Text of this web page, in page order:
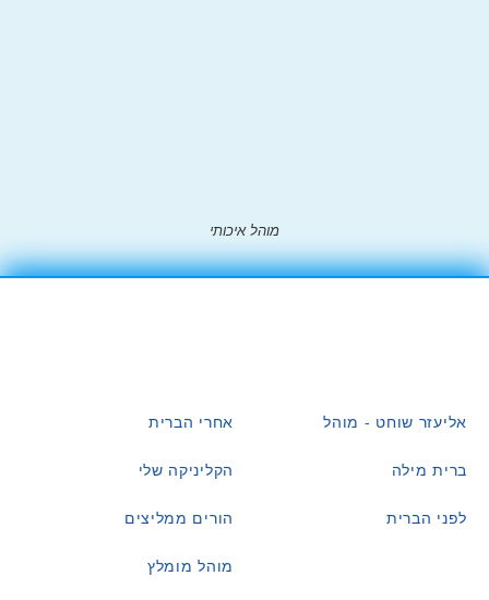
מוהל איכותי
אליעזר שוחט - מוהל
ברית מילה
לפני הברית
אחרי הברית
הקליניקה שלי
הורים ממליצים
מוהל מומלץ